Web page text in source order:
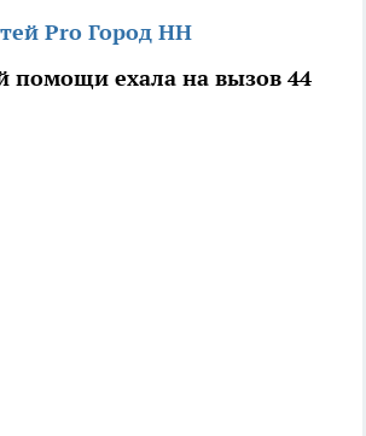
Pro Город НН
помощи ехала на вызов 44